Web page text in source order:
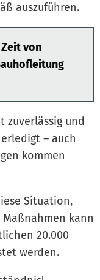
auszuführen.
von
zuverlässig und
– auch
kommen
Situation,
kann
20.000
werden.